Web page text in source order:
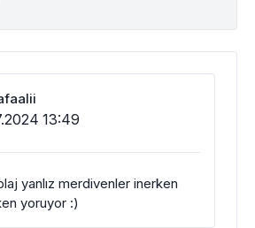
13:49
yanlız merdivenler inerken
yoruyor :)